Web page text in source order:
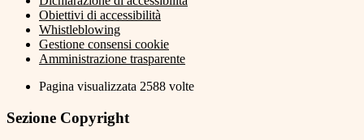
Obiettivi di accessibilità
Whistleblowing
Gestione consensi cookie
Amministrazione trasparente
Pagina visualizzata 2588 volte
Sezione Copyright